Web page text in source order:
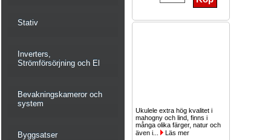
Stativ
Inverters,
Strömförsörjning och El
Bevakningskameror och
system
Byggsatser
Ukulele extra hög kvalitet i
mahogny och lind, finns i
många olika färger, natur och
även i...
Läs mer